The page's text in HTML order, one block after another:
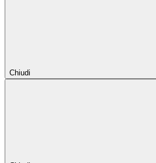
Chiudi